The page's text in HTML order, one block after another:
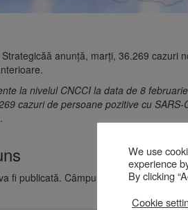
anunţă, marţi, 36.269 cazuri
la nivelul CNCCI la data de 8
cazuri de persoane pozitive cu SARS-
fi publicată. Câmpurile obligatorii sunt
We use
experience
By clicking
Cookie